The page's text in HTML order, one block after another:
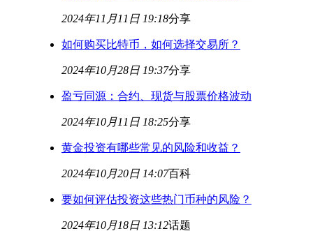
2024年11月11日 19:18分享
如何购买比特币，如何选择交易所？
2024年10月28日 19:37分享
盈亏同源：合约、现货与股票价格波动
2024年10月11日 18:25分享
黄金投资有哪些常见的风险和收益？
2024年10月20日 14:07百科
要如何评估投资这些热门币种的风险？
2024年10月18日 13:12话题